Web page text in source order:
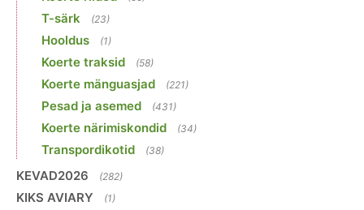
T-särk (23)
Hooldus (1)
Koerte traksid (58)
Koerte mänguasjad (221)
Pesad ja asemed (431)
Koerte närimiskondid (34)
Transpordikotid (38)
KEVAD2026 (282)
KIKS AVIARY (1)